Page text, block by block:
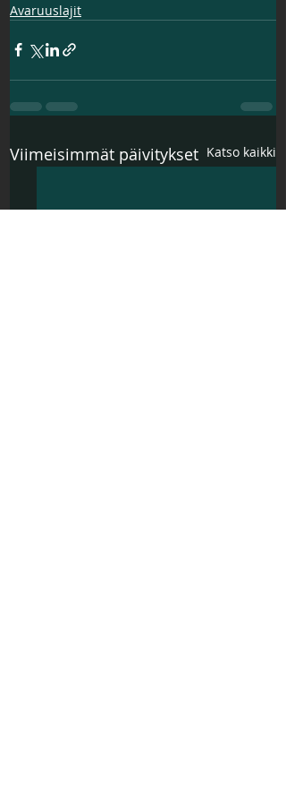
Avaruuslajit
Viimeisimmät päivitykset Katso kaikki